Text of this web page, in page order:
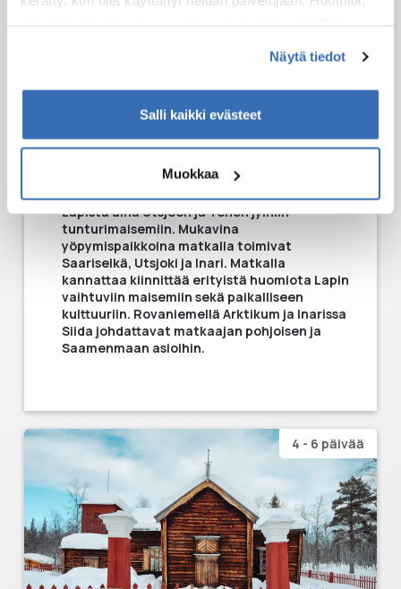
Näytä tiedot
Salli kaikki evästeet
Muokkaa
KUNTAAN!
Ehkäpä se Lapin perinteisin road trip suuntaa
Nordkappia. Tällä kertaa reissu tehdään
kokonaan Suomen puolella eteläisestä
Lapista aina Utsjoen ja Tenon jylhiin
tunturimaisemiin. Mukavina
yöpymispaikkoina matkalla toimivat
Saariselkä, Utsjoki ja Inari. Matkalla
kannattaa kiinnittää erityistä huomiota Lapin
vaihtuviin maisemiin sekä paikalliseen
kulttuuriin. Rovaniemellä Arktikum ja Inarissa
Siida johdattavat matkaajan pohjoisen ja
Saamenmaan asioihin.
4 - 6 päivää